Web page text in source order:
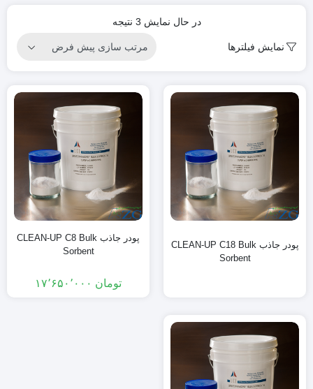
در حال نمایش 3 نتیجه
نمایش فیلترها
پودر جاذب CLEAN-UP C18 Bulk
Sorbent
پودر جاذب CLEAN-UP C8 Bulk
Sorbent
تومان